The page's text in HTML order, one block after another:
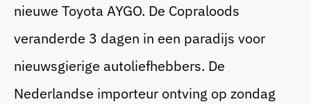
Blogs
nieuwe Toyota AYGO. De Copraloods
veranderde 3 dagen in een paradijs voor
nieuwsgierige autoliefhebbers. De
Nederlandse importeur ontving op zondag